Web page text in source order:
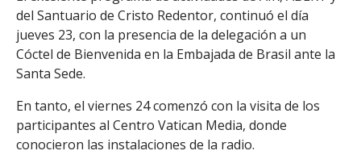
del Santuario de Cristo Redentor, continuó el día
jueves 23, con la presencia de la delegación a un
Cóctel de Bienvenida en la Embajada de Brasil ante la
Santa Sede.
En tanto, el viernes 24 comenzó con la visita de los
participantes al Centro Vatican Media, donde
conocieron las instalaciones de la radio.